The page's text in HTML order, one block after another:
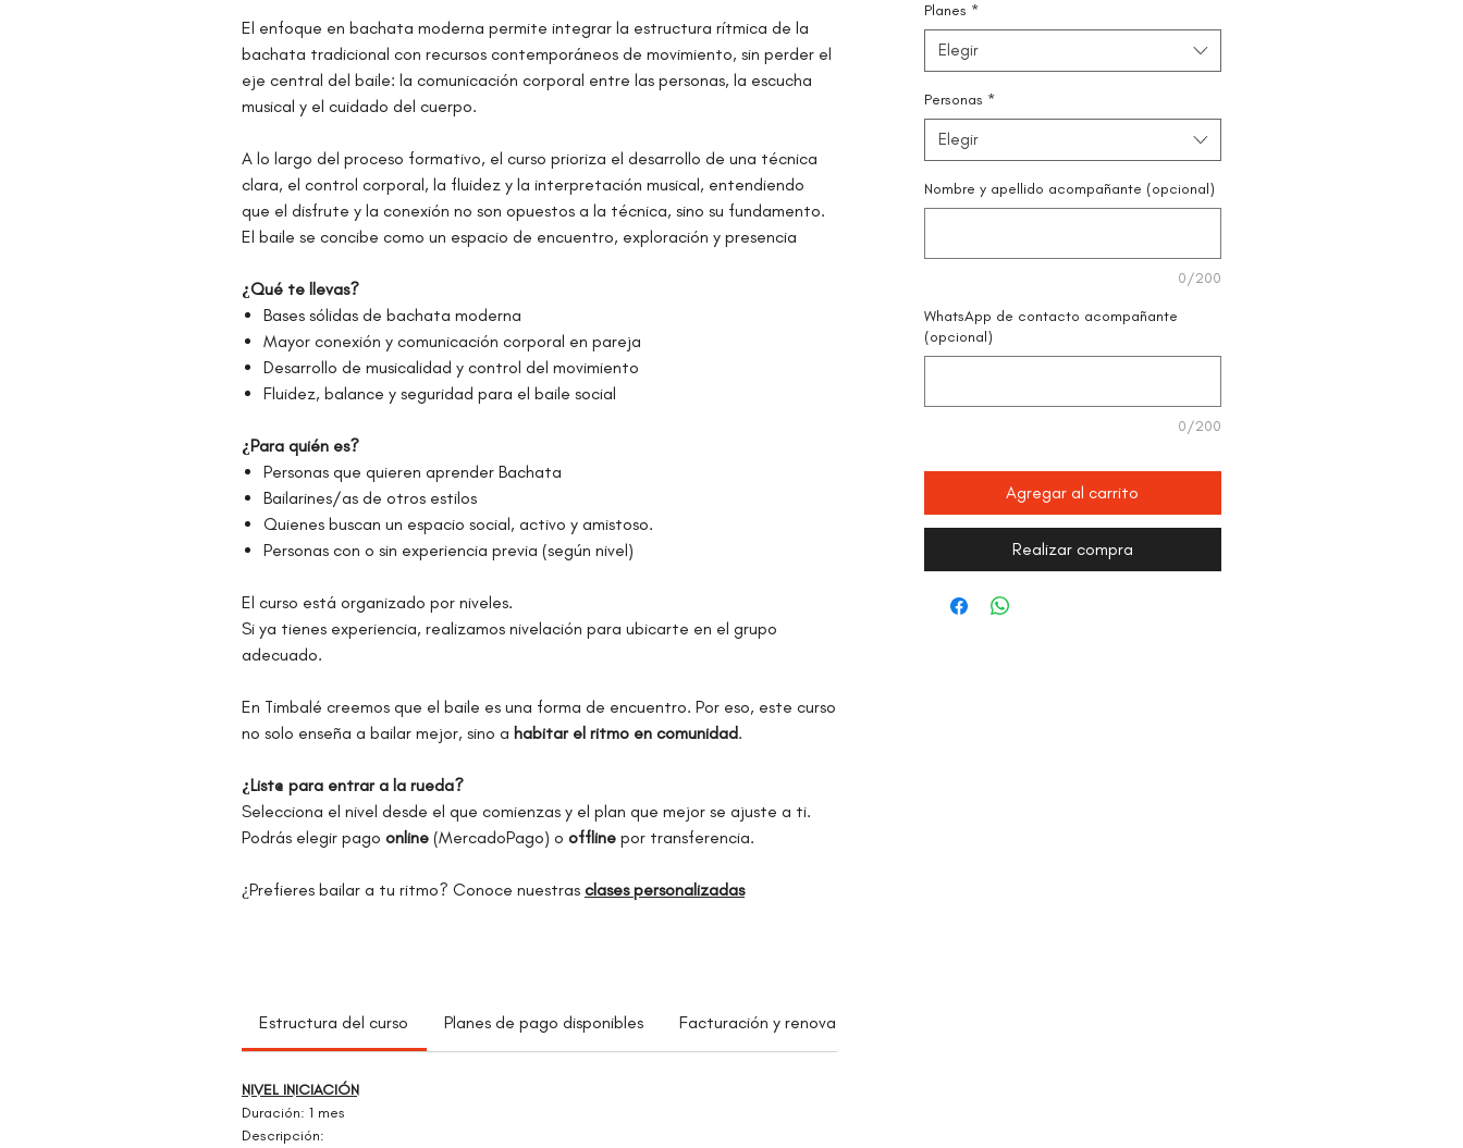
El enfoque en bachata moderna permite integrar la estructura rítmica de la
bachata tradicional con recursos contemporáneos de movimiento, sin perder el
eje central del baile: la comunicación corporal entre las personas, la escucha
musical y el cuidado del cuerpo.
A lo largo del proceso formativo, el curso prioriza el desarrollo de una técnica
clara, el control corporal, la fluidez y la interpretación musical, entendiendo
que el disfrute y la conexión no son opuestos a la técnica, sino su fundamento.
El baile se concibe como un espacio de encuentro, exploración y presencia
¿Qué te llevas?
Bases sólidas de bachata moderna
Mayor conexión y comunicación corporal en pareja
Desarrollo de musicalidad y control del movimiento
Fluidez, balance y seguridad para el baile social
¿Para quién es?
Personas que quieren aprender Bachata
Bailarines/as de otros estilos
Quienes buscan un espacio social, activo y amistoso.
Personas con o sin experiencia previa (según nivel)
El curso está organizado por niveles.
Si ya tienes experiencia, realizamos nivelación para ubicarte en el grupo
adecuado.
En Timbalé creemos que el baile es una forma de encuentro. Por eso, este curso
no solo enseña a bailar mejor, sino a habitar el ritmo en comunidad.
¿List@ para entrar a la rueda?
Selecciona el nivel desde el que comienzas y el plan que mejor se ajuste a ti.
Podrás elegir pago online (MercadoPago) o offline por transferencia.
¿Prefieres bailar a tu ritmo? Conoce nuestras clases personalizadas
Estructura del curso Planes de pago disponibles Facturación y renovación
NIVEL INICIACIÓN
Duración: 1 mes
Descripción:
Planes *
Elegir
Personas *
Elegir
Nombre y apellido acompañante (opcional)
0/200
WhatsApp de contacto acompañante
(opcional)
0/200
Agregar al carrito
Realizar compra